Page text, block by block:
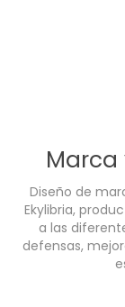
Diseño de
Ekylibria,
a las
defensas,